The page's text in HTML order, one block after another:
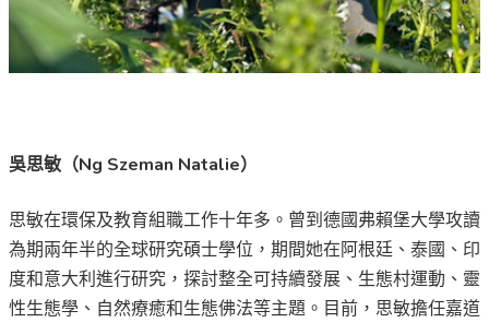
吳思敏（Ng Szeman Natalie）
思敏在環保及教育組職工作十年多。曾到德國弗賴堡大學攻讀
為期兩年半的全球研究碩士學位，期間她在阿根廷、泰國、印
度和意大利進行研究，探討整全可持續發展、生態村運動、靈
性生態學、自然療癒和生態佛法等主題。目前，思敏擔任嘉道